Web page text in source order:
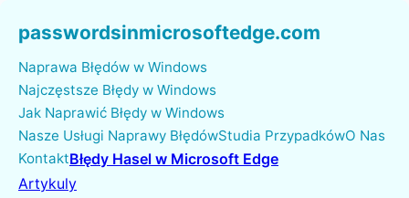
passwordsinmicrosoftedge.com
Naprawa Błędów w Windows
Najczęstsze Błędy w Windows
Jak Naprawić Błędy w Windows
Nasze Usługi Naprawy BłędówStudia PrzypadkówO Nas
KontaktBłędy Hasel w Microsoft Edge
Artykuly